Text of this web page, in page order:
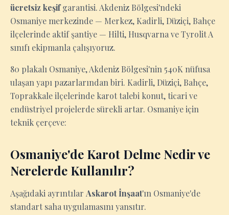
ücretsiz keşifgarantisi. Akdeniz Bölgesi'ndeki
Osmaniye merkezinde — Merkez, Kadirli, Düziçi, Bahçe
ilçelerinde aktif şantiye — Hilti, Husqvarna ve Tyrolit A
sınıfı ekipmanla çalışıyoruz.
80 plakalı Osmaniye, Akdeniz Bölgesi'nin 540K nüfusa
ulaşan yapı pazarlarından biri. Kadirli, Düziçi, Bahçe,
Toprakkale ilçelerinde karot talebi konut, ticari ve
endüstriyel projelerde sürekli artar. Osmaniye için
teknik çerçeve:
Osmaniye'de Karot Delme Nedir ve
Nerelerde Kullanılır?
Aşağıdaki ayrıntılar Askarot İnşaat'ın Osmaniye'de
standart saha uygulamasını yansıtır.